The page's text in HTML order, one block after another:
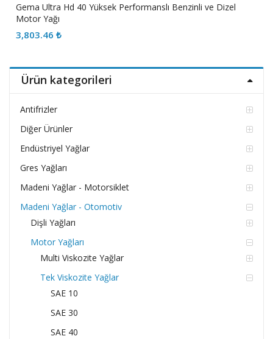
Gema Ultra Hd 40 Yüksek Performanslı Benzinli ve Dizel
Motor Yağı
3,803.46 ₺
Ürün kategorileri
Antifrizler
Diğer Ürünler
Endüstriyel Yağlar
Gres Yağları
Madeni Yağlar - Motorsiklet
Madeni Yağlar - Otomotiv
Dişli Yağları
Motor Yağları
Multi Viskozite Yağlar
Tek Viskozite Yağlar
SAE 10
SAE 30
SAE 40